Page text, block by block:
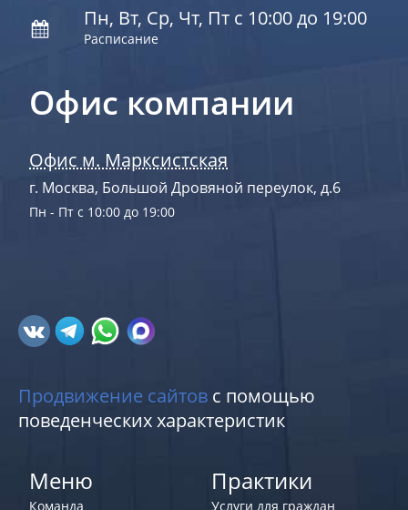
Офис компании
Офис м. Марксистская
г. Москва, Большой Дровяной переулок, д.6
Пн - Пт с 10:00 до 19:00
Пн, Вт, Ср, Чт, Пт с 10:00 до 19:00
Расписание
Продвижение сайтов с помощью
поведенческих характеристик
Меню
Команда
Практики
Услуги для граждан